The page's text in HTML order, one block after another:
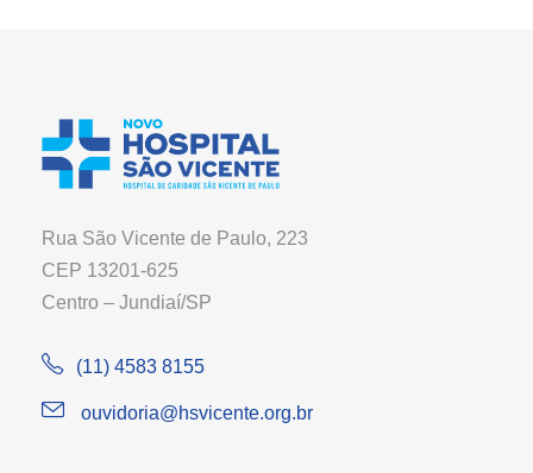
Rua São Vicente de Paulo, 223
CEP 13201-625
Centro – Jundiaí/SP
(11) 4583 8155
ouvidoria@hsvicente.org.br